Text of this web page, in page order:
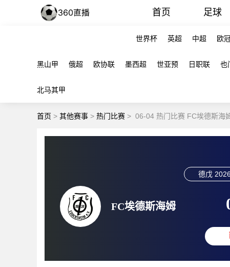
首页 足球
世界杯 英超 中超 欧
黑山甲 俄超 欧协联 墨西超 世亚预 日职联 也
北马其甲
首页 > 其他赛事 > 热门比赛 > 06-04 热门比赛 FC埃德斯海
FC埃德斯海姆
德戊